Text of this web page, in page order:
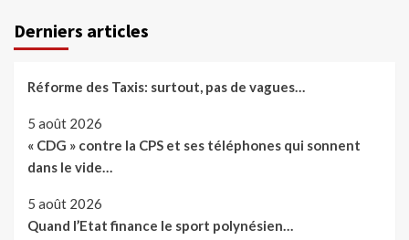
Derniers articles
Réforme des Taxis: surtout, pas de vagues…
5 août 2026
« CDG » contre la CPS et ses téléphones qui sonnent
dans le vide…
5 août 2026
Quand l’Etat finance le sport polynésien…